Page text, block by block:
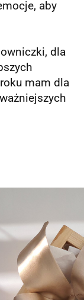
aby
dla
mam dla